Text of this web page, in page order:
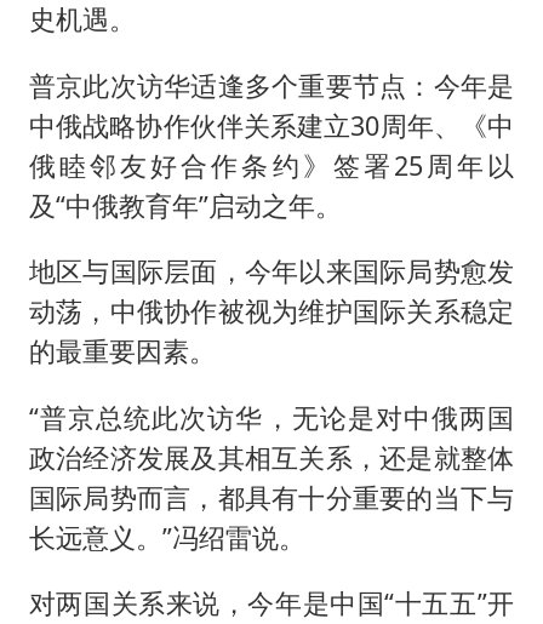
史机遇。
普京此次访华适逢多个重要节点：今年是
中俄战略协作伙伴关系建立30周年、《中
俄睦邻友好合作条约》签署25周年以
及“中俄教育年”启动之年。
地区与国际层面，今年以来国际局势愈发
动荡，中俄协作被视为维护国际关系稳定
的最重要因素。
“普京总统此次访华，无论是对中俄两国
政治经济发展及其相互关系，还是就整体
国际局势而言，都具有十分重要的当下与
长远意义。”冯绍雷说。
对两国关系来说，今年是中国“十五五”开